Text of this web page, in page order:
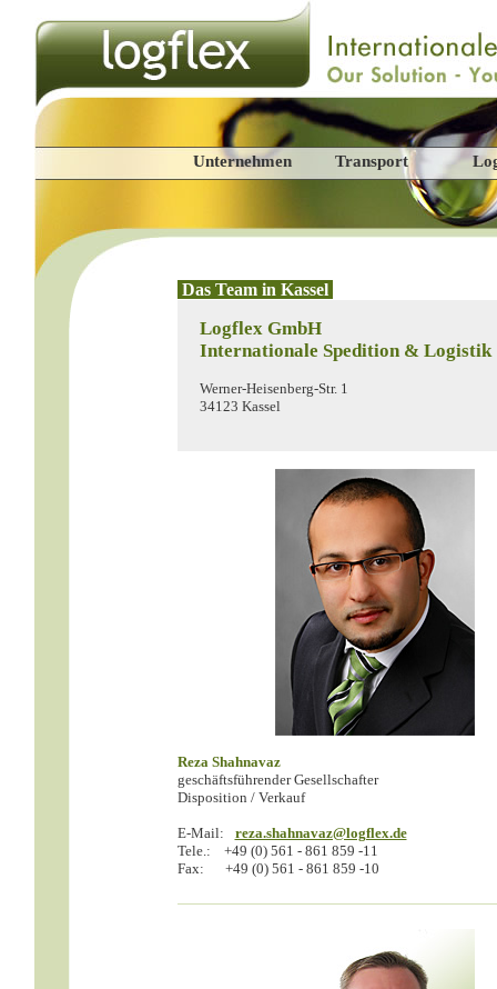
Unternehmen Transport
Das Team in Kassel
Logflex GmbH
Internationale Spedition & Logistik
Werner-Heisenberg-Str. 1
34123 Kassel
Reza Shahnavaz
geschäftsführender Gesellschafter
Disposition / Verkauf
E-Mail:
reza.shahnavaz@logflex.de
Tele.:
+49 (0) 561 - 861 859 -11
Fax:
+49 (0) 561 - 861 859 -10